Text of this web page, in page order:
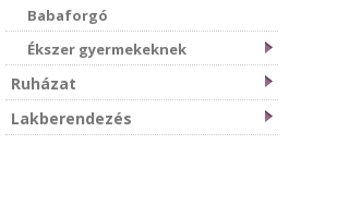
Babaforgó
Ékszer gyermekeknek
Ruházat
Lakberendezés